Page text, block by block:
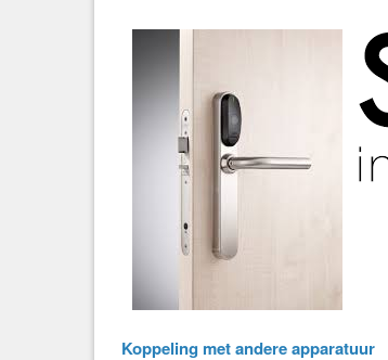
Koppeling metandereapparatuur